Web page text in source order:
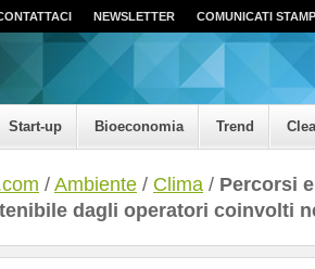
NEWSLETTER COMUNICATI
Start-up Bioeconomia Trend
/ Ambiente / Clima / Percorsi
dagli operatori coinvolti